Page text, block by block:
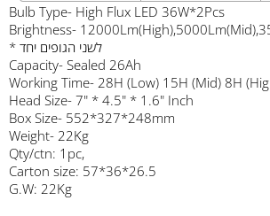
Bulb Type- High Flux LED 36W*2Pcs
Brightness-
* לשני הגופים יחד
Capacity- Sealed 26Ah
Working Time- 28H (Low) 15H (Mid) 8H
Head Size- 7" * 4.5" * 1.6" Inch
Box Size- 552*327*248mm
Weight- 22Kg
Qty/ctn: 1pc,
Carton size: 57*36*26.5
G.W: 22Kg